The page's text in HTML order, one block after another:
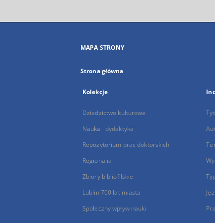
MAPA STRONY
Strona główna
Kolekcje
Dziedzictwo kulturowe
Nauka i dydaktyka
Repozytorium prac doktorskich
Regionalia
Zbiory bibliofilskie
Lublin 700 lat miasta
Społeczny wpływ nauki